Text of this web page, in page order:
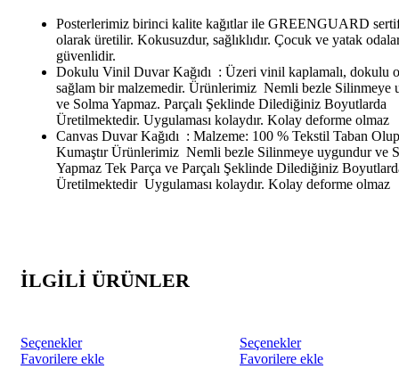
Posterlerimiz birinci kalite kağıtlar ile GREENGUARD
olarak üretilir. Kokusuzdur, sağlıklıdır. Çocuk ve yatak
güvenlidir.
Dokulu Vinil Duvar Kağıdı : Üzeri vinil kaplamalı, dokulu
sağlam bir malzemedir. Ürünlerimiz Nemli bezle Silinmeye
ve Solma Yapmaz. Parçalı Şeklinde Dilediğiniz Boyutlarda
Üretilmektedir. Uygulaması kolaydır. Kolay deforme olmaz
Canvas Duvar Kağıdı : Malzeme: 100 % Tekstil Taban
Kumaştır Ürünlerimiz Nemli bezle Silinmeye uygundur ve
Yapmaz Tek Parça ve Parçalı Şeklinde Dilediğiniz
Üretilmektedir Uygulaması kolaydır. Kolay deforme olmaz
İLGILI ÜRÜNLER
Seçenekler
Favorilere ekle
Seçenekler
Favorilere ekle